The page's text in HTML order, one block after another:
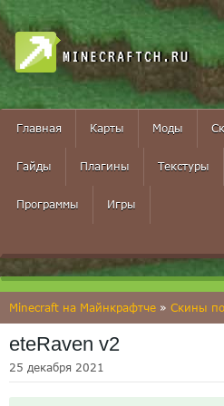
MINECRAFTCH.RU
Главная Карты Моды
Гайды Плагины Текстуры
Программы Игры
Minecraft на Майнкрафтче » Скины
eteRaven v2
25 декабря 2021